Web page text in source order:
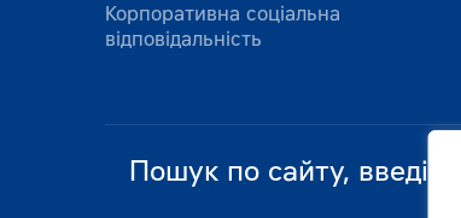
Корпоративна соціальна
відповідальність